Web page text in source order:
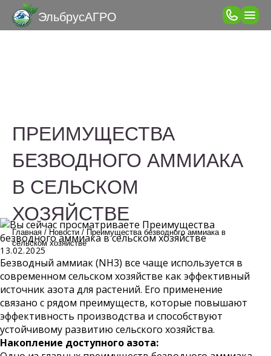
ЭльбрусАГРО
ПРЕИМУЩЕСТВА
БЕЗВОДНОГО АММИАКА
В СЕЛЬСКОМ
ХОЗЯЙСТВЕ
Главная / Новости / Преимущества безводного аммиака в
сельском хозяйстве
Запись
опубликована:
13.02.2025
Безводный аммиак (NH3) все чаще используется в
современном сельском хозяйстве как эффективный
источник азота для растений. Его применение
связано с рядом преимуществ, которые повышают
эффективность производства и способствуют
устойчивому развитию сельского хозяйства.
Накопление доступного азота: